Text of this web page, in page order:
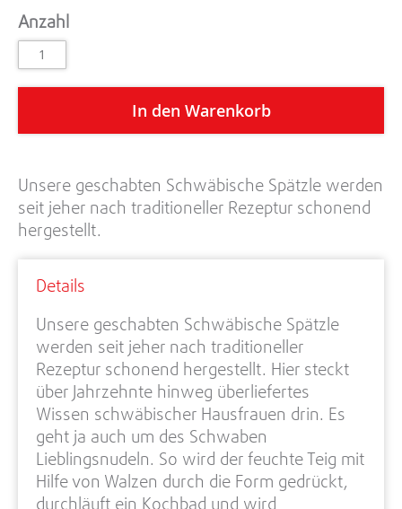
Anzahl
In den Warenkorb
Unsere geschabten Schwäbische Spätzle werden
seit jeher nach traditioneller Rezeptur schonend
hergestellt.
Details
Unsere geschabten Schwäbische Spätzle
werden seit jeher nach traditioneller
Rezeptur schonend hergestellt. Hier steckt
über Jahrzehnte hinweg überliefertes
Wissen schwäbischer Hausfrauen drin. Es
geht ja auch um des Schwaben
Lieblingsnudeln. So wird der feuchte Teig mit
Hilfe von Walzen durch die Form gedrückt,
durchläuft ein Kochbad und wird